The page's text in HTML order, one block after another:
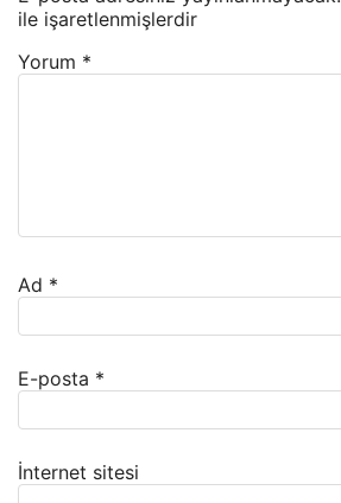
ile işaretlenmişlerdir
Yorum *
Ad *
E-posta *
İnternet sitesi